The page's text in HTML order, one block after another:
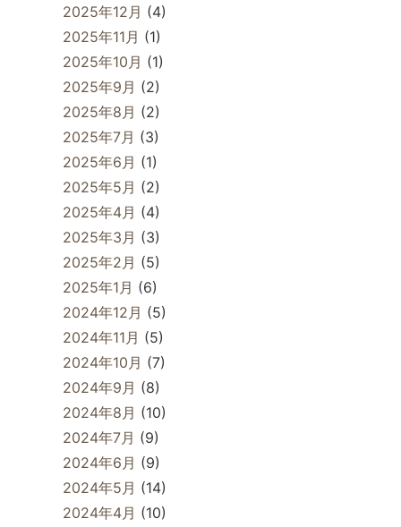
2025年12月 (4)
2025年11月 (1)
2025年10月 (1)
2025年9月 (2)
2025年8月 (2)
2025年7月 (3)
2025年6月 (1)
2025年5月 (2)
2025年4月 (4)
2025年3月 (3)
2025年2月 (5)
2025年1月 (6)
2024年12月 (5)
2024年11月 (5)
2024年10月 (7)
2024年9月 (8)
2024年8月 (10)
2024年7月 (9)
2024年6月 (9)
2024年5月 (14)
2024年4月 (10)